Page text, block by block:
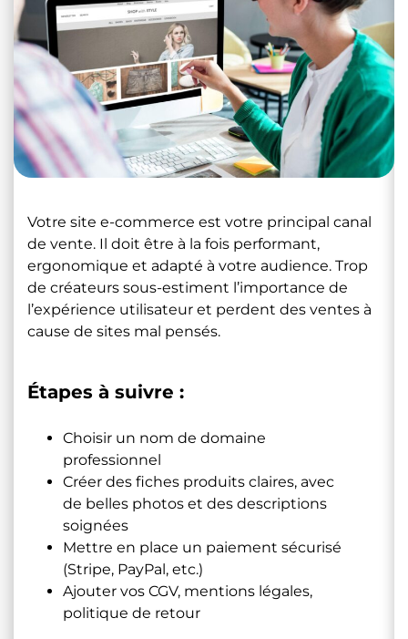
Votre site e-commerce est votre principal canal
de vente. Il doit être à la fois performant,
ergonomique et adapté à votre audience. Trop
de créateurs sous-estiment l’importance de
l’expérience utilisateur et perdent des ventes à
cause de sites mal pensés.
Étapes à suivre :
Choisir un nom de domaine
professionnel
Créer des fiches produits claires, avec
de belles photos et des descriptions
soignées
Mettre en place un paiement sécurisé
(Stripe, PayPal, etc.)
Ajouter vos CGV, mentions légales,
politique de retour